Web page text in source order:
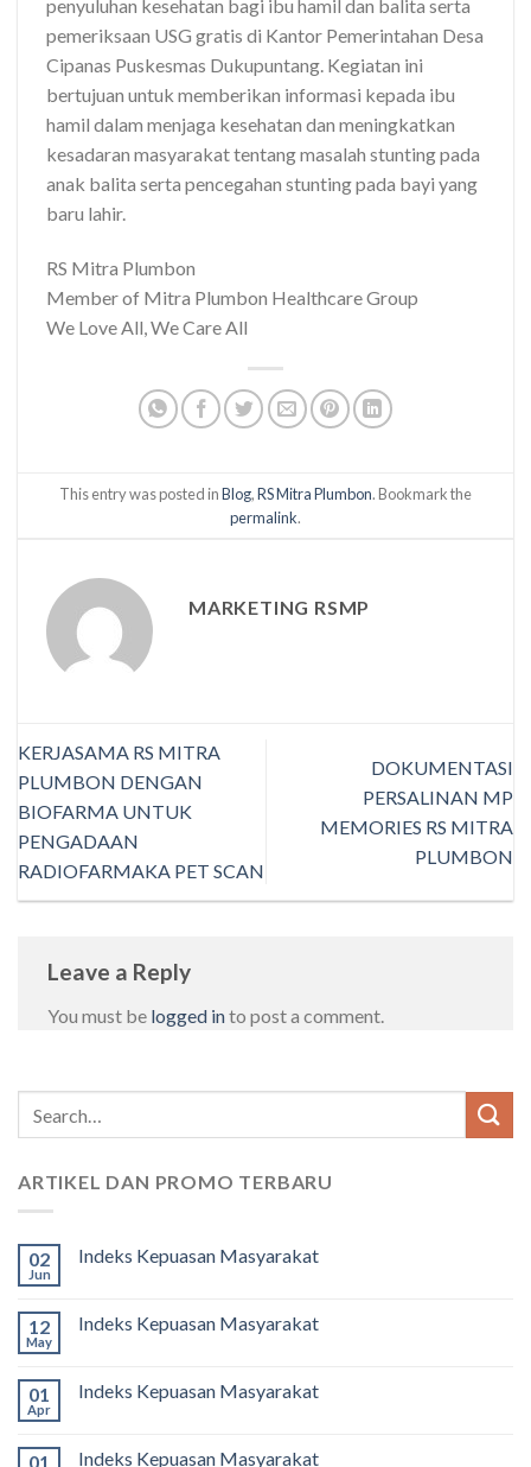
penyuluhan kesehatan bagi ibu hamil dan balita serta
pemeriksaan USG gratis di Kantor Pemerintahan Desa
Cipanas Puskesmas Dukupuntang. Kegiatan ini
bertujuan untuk memberikan informasi kepada ibu
hamil dalam menjaga kesehatan dan meningkatkan
kesadaran masyarakat tentang masalah stunting pada
anak balita serta pencegahan stunting pada bayi yang
baru lahir.
RS Mitra Plumbon
Member of Mitra Plumbon Healthcare Group
We Love All, We Care All
This entry was posted inBlog,RS Mitra Plumbon. Bookmark the
permalink.
MARKETING RSMP
KERJASAMA RS MITRA
PLUMBON DENGAN
BIOFARMA UNTUK
PENGADAAN
RADIOFARMAKA PET SCAN
DOKUMENTASI
PERSALINAN MP
MEMORIES RS MITRA
PLUMBON
Leave a Reply
You must be logged into post a comment.
ARTIKEL DAN PROMO TERBARU
02
Jun
Indeks Kepuasan Masyarakat
12
May
Indeks Kepuasan Masyarakat
01
Apr
Indeks Kepuasan Masyarakat
01 Indeks Kepuasan Masyarakat